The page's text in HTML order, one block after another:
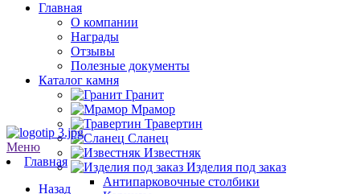
Главная
О компании
Награды
Отзывы
Полезные документы
Каталог камня
Гранит
Мрамор
Травертин
Сланец
Известняк
Изделия под заказ
Антипарковочные столбики
Меню
Главная
Назад